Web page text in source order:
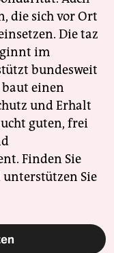
die sich vor Ort
Die taz
im
bundesweit
einen
und Erhalt
guten, frei
Finden Sie
unterstützen Sie